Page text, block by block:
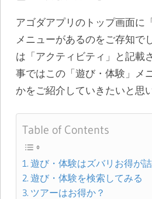
アゴダアプリのトップ画面に
メニューがあるのをご存知で
は「アクティビティ」と記載
事ではこの「遊び・体験」メ
かをご紹介していきたいと思
Table of Contents
遊び・体験はズバリお得が
遊び・体験を検索してみる
ツアーはお得か？